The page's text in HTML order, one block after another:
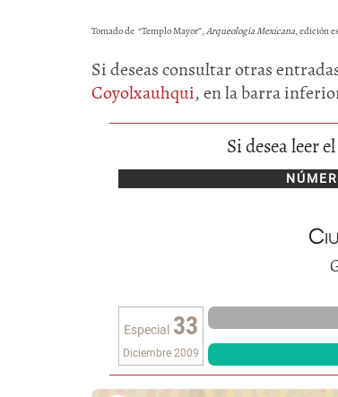
Tomado de “Templo Mayor”,Arqueología Mexicana, edición
Si deseas consultar otras
Coyolxauhqui, en la barra
Si desea leer
Especial 33
Diciembre 2009